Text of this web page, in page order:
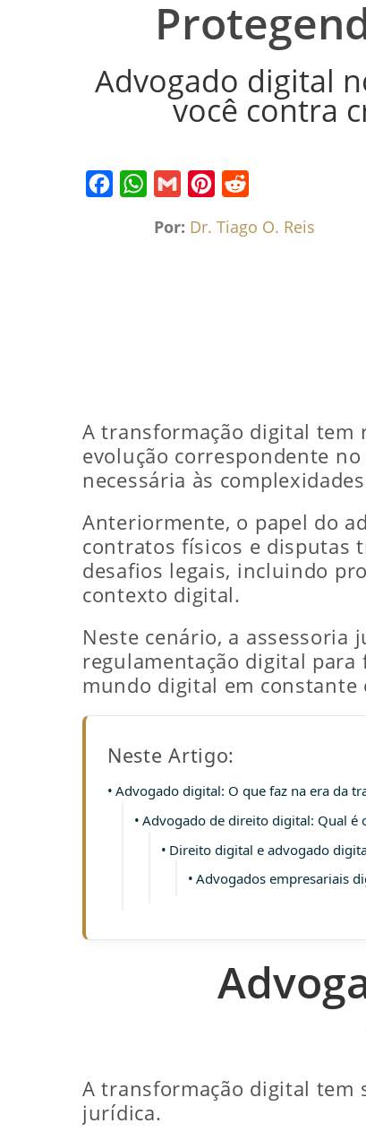
Advogado digital
você contra
Por: Dr. Tiago O. Reis
A transformação digital tem
evolução correspondente
necessária às
Anteriormente, o papel do
contratos físicos e disputas
desafios legais, incluindo
contexto digital.
Neste cenário, a assessoria
regulamentação digital para
mundo digital em constante
Neste Artigo:
Advogado digital: O que faz na era da
Advogado de direito digital: Qual é
Direito digital e advogado
Advogados empresariais
A transformação digital tem
jurídica.